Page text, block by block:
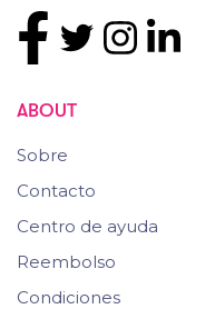
ABOUT
Sobre
Contacto
Centro de ayuda
Reembolso
Condiciones